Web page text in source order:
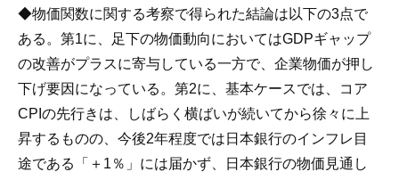
◆物価関数に関する考察で得られた結論は以下の3点で
ある。第1に、足下の物価動向においてはGDPギャップ
の改善がプラスに寄与している一方で、企業物価が押し
下げ要因になっている。第2に、基本ケースでは、コア
CPIの先行きは、しばらく横ばいが続いてから徐々に上
昇するものの、今後2年程度では日本銀行のインフレ目
途である「＋1％」には届かず、日本銀行の物価見通し